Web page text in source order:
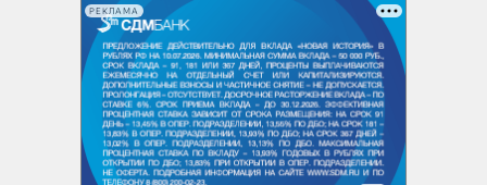
РЕКЛАМА